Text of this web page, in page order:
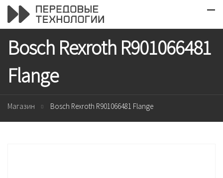
Bosch Rexroth R901066481
Flange
Магазин Bosch Rexroth R901066481 Flange